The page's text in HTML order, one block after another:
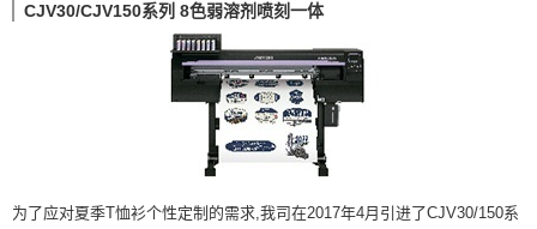
CJV30/CJV150系列 8色弱溶剂喷刻一体
为了应对夏季T恤衫个性定制的需求,我司在2017年4月引进了CJV30/150系